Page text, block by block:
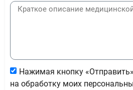
Нажимая кнопку
на обработку моих